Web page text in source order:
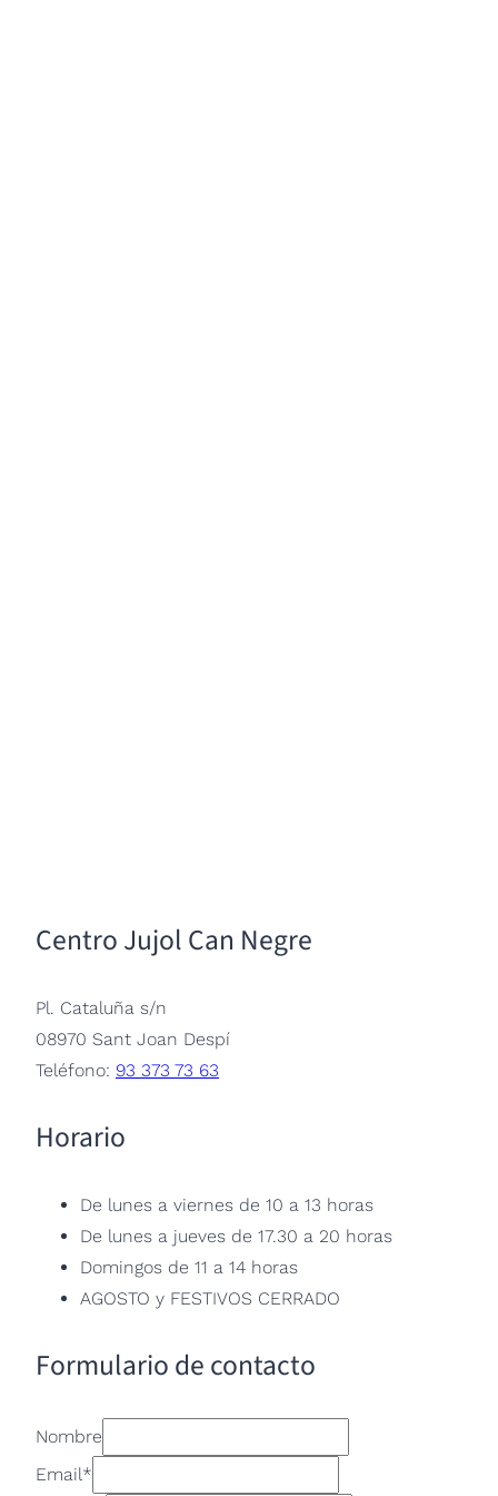
Centro Jujol Can Negre
Pl. Cataluña s/n
08970 Sant Joan Despí
Teléfono: 93 373 73 63
Horario
De lunes a viernes de 10 a 13 horas
De lunes a jueves de 17.30 a 20 horas
Domingos de 11 a 14 horas
AGOSTO y FESTIVOS CERRADO
Formulario de contacto
Nombre
Email*